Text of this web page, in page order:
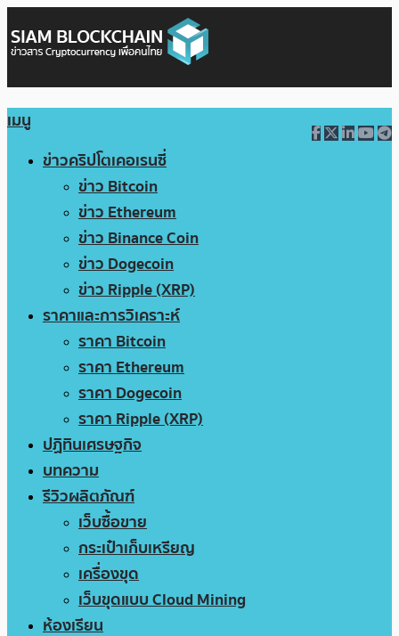
เมนู
ข่าวคริปโตเคอเรนซี่
ข่าว Bitcoin
ข่าว Ethereum
ข่าว Binance Coin
ข่าว Dogecoin
ข่าว Ripple (XRP)
ราคาและการวิเคราะห์
ราคา Bitcoin
ราคา Ethereum
ราคา Dogecoin
ราคา Ripple (XRP)
ปฏิทินเศรษฐกิจ
บทความ
รีวิวผลิตภัณฑ์
เว็บซื้อขาย
กระเป๋าเก็บเหรียญ
เครื่องขุด
เว็บขุดแบบ Cloud Mining
ห้องเรียน